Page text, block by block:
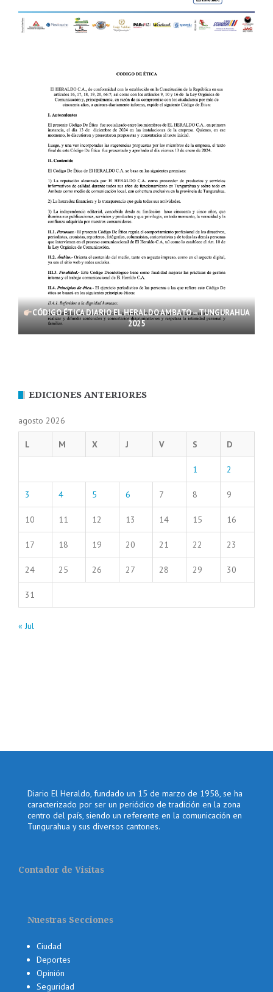
CÓDIGO ÉTICA DIARIO EL HERALDO AMBATO – TUNGURAHUA
2025
EDICIONES ANTERIORES
agosto 2026
L M X J V S D
1 2
3 4 5 6 7 8 9
10 11 12 13 14 15 16
17 18 19 20 21 22 23
24 25 26 27 28 29 30
31
« Jul
Diario El Heraldo, fundado un 15 de marzo de 1958, se ha
caracterizado por ser un periódico de tradición en la zona
centro del país, siendo un referente en la comunicación en
Tungurahua y sus diversos cantones.
Contador de Visitas
Nuestras Secciones
Ciudad
Deportes
Opinión
Seguridad